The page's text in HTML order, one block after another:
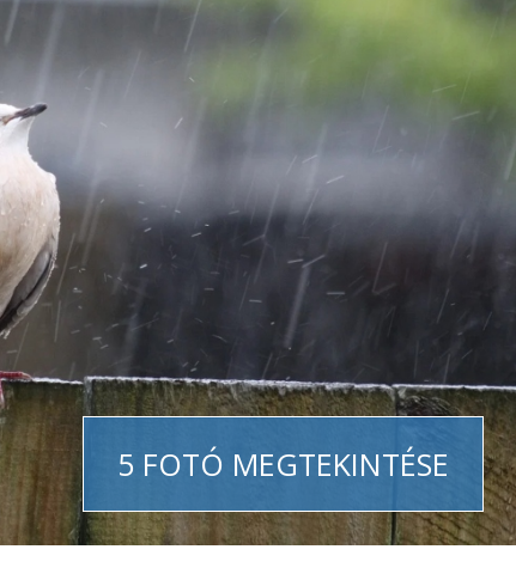
5 FOTÓ MEGTEKINTÉSE